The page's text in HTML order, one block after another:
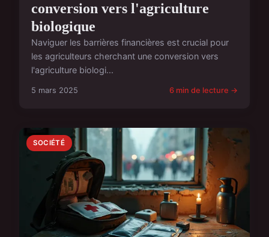
conversion vers l'agriculture
biologique
Naviguer les barrières financières est crucial pour
les agriculteurs cherchant une conversion vers
l'agriculture biologi...
5 mars 2025 6 min de lecture →
SOCIÉTÉ